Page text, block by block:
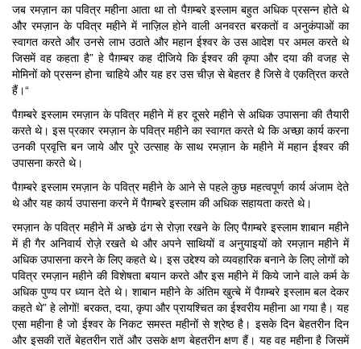
जब रमज़ान का पवित्र महीना आता था तो पैग़म्बरे इस्लाम बहुत अधिक प्रसन्न होते थे
और रमज़ान के पवित्र महीने में नाज़िल होने वाली अनवरत बरकतों व अनुकंपाओं का
स्वागत करते और उनसे लाभ उठाते और महान ईश्वर के उस आदेश पर अमल करते थे
जिसमें वह कहता है” हे पैग़म्बर कह दीजिये कि ईश्वर की कृपा और दया की वजह से
मोमिनों को प्रसन्न होना चाहिये और यह हर उस चीज़ से बेहतर है जिसे वे एकत्रित करते
हैं।“
पैग़म्बरे इस्लाम रमज़ान के पवित्र महीने में हर दूसरे महीने से अधिक उपासना की तैयारी
करते थे। इस प्रकार रमज़ान के पवित्र महीने का स्वागत करते थे कि अच्छा कार्य करना
उनकी प्रवृत्ति बन जाये और पूरे उत्साह के साथ रमज़ान के महीने में महान ईश्वर की
उपासना करते थे।
पैग़म्बरे इस्लाम रमज़ान के पवित्र महीने के आने से पहले कुछ महत्वपूर्ण कार्य अंजाम देते
थे और यह कार्य उपासना करने में पैग़म्बरे इस्लाम की अधिक सहायता करते थे।
रमज़ान के पवित्र महीने में अच्छे ढंग से रोज़ा रखने के लिए पैग़म्बरे इस्लाम शाबान महीने
में ही गैर अनिवार्य रोज़े रखते थे और अपने साथियों व अनुयाइयों को रमज़ान महीने में
अधिक उपासना करने के लिए कहते थे। इस उद्देश्य को व्यवहारिक बनाने के लिए लोगों को
पवित्र रमज़ान महीने की विशेषता बयान करते और इस महीने में किये जाने वाले कर्म के
अधिक पुण्य पर ध्यान देते थे। शाबान महीने के अंतिम खुत्बे में पैग़म्बरे इस्लाम बल देकर
कहते थे” हे लोगों! बरकत, दया, कृपा और प्रायश्चित का ईश्वरीय महीना आ गया है। यह
एसा महीना है जो ईश्वर के निकट समस्त महीनों से श्रेष्ठ है। इसके दिन बेहतरीन दिन
और इसकी रातें बेहतरीन रातें और उसके क्षण बेहतरीन क्षण हैं। यह वह महीना है जिसमें